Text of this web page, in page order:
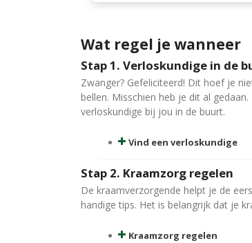
Wat regel je wanneer
Stap 1. Verloskundige in de
Zwanger? Gefeliciteerd! Dit hoef je
bellen. Misschien heb je dit al
verloskundige bij jou in de buurt.
Vind een verloskundige
Stap 2. Kraamzorg regelen
De kraamverzorgende helpt je de
handige tips. Het is belangrijk dat je
Kraamzorg regelen